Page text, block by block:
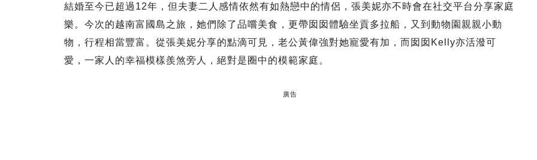
結婚至今已超過12年，但夫妻二人感情依然有如熱戀中的情侶，張美妮亦不時會在社交平台分享家庭
樂。今次的越南富國島之旅，她們除了品嚐美食，更帶囡囡體驗坐貢多拉船，又到動物園親親小動
物，行程相當豐富。從張美妮分享的點滴可見，老公黃偉強對她寵愛有加，而囡囡Kelly亦活潑可
愛，一家人的幸福模樣羨煞旁人，絕對是圈中的模範家庭。
廣告